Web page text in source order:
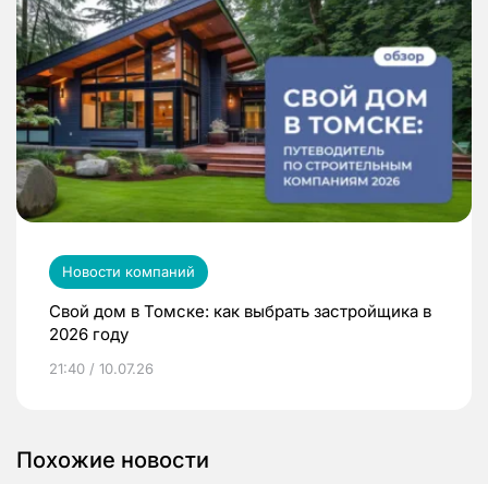
Новости компаний
Свой дом в Томске: как выбрать застройщика в
2026 году
21:40 / 10.07.26
Похожие новости